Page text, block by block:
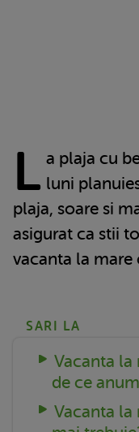
L a plaja cu
luni
plaja, soare si
asigurat ca stii
vacanta la
SARI LA
Vacanta la
de ce
Vacanta la